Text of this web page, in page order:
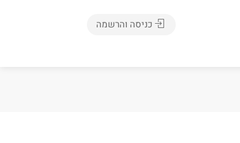
כניסה והרשמה